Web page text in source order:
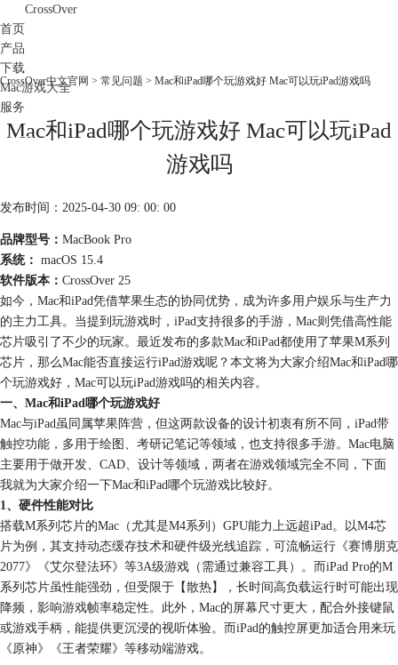
CrossOver
首页
产品
下载
Mac游戏大全
服务
购买
CrossOver中文官网 > 常见问题 > Mac和iPad哪个玩游戏好 Mac可以玩iPad游戏吗
Mac和iPad哪个玩游戏好 Mac可以玩iPad
游戏吗
发布时间：2025-04-30 09: 00: 00
品牌型号： MacBook Pro
系统： macOS 15.4
软件版本： CrossOver 25
如今，Mac和iPad凭借苹果生态的协同优势，成为许多用户娱乐与生产力
的主力工具。当提到玩游戏时，iPad支持很多的手游，Mac则凭借高性能
芯片吸引了不少的玩家。最近发布的多款Mac和iPad都使用了苹果M系列
芯片，那么Mac能否直接运行iPad游戏呢？本文将为大家介绍Mac和iPad哪
个玩游戏好，Mac可以玩iPad游戏吗的相关内容。
一、Mac和iPad哪个玩游戏好
Mac与iPad虽同属苹果阵营，但这两款设备的设计初衷有所不同，iPad带
触控功能，多用于绘图、考研记笔记等领域，也支持很多手游。Mac电脑
主要用于做开发、CAD、设计等领域，两者在游戏领域完全不同，下面
我就为大家介绍一下Mac和iPad哪个玩游戏比较好。
1、硬件性能对比
搭载M系列芯片的Mac（尤其是M4系列）GPU能力上远超iPad。以M4芯
片为例，其支持动态缓存技术和硬件级光线追踪，可流畅运行《赛博朋克
2077》《艾尔登法环》等3A级游戏（需通过兼容工具）。而iPad Pro的M
系列芯片虽性能强劲，但受限于【散热】，长时间高负载运行时可能出现
降频，影响游戏帧率稳定性。此外，Mac的屏幕尺寸更大，配合外接键鼠
或游戏手柄，能提供更沉浸的视听体验。而iPad的触控屏更加适合用来玩
《原神》《王者荣耀》等移动端游戏。